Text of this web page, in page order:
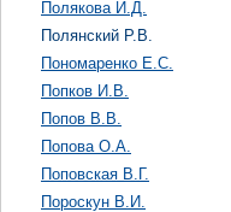
Полякова И.Д.
Полянский Р.В.
Пономаренко Е.С.
Попков И.В.
Попов В.В.
Попова О.А.
Поповская В.Г.
Пороскун В.И.